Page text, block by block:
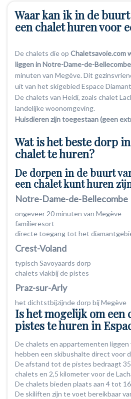
Waar kan ik in de
een chalet huren voor
De chalets die op Chaletsavoie.com
liggen in Notre-Dame-de-Bellecombe
minuten van Megève. Dit
uit van het skigebied Espace
De chalets van Heidi, zoals chalet
landelijke woonomgeving.
Huisdieren zijn toegestaan (geen
Wat is het beste dorp
chalet te huren?
De dorpen in de buurt
een chalet kunt huren
Notre-Dame-de-Bellecombe
ongeveer 20 minuten van Megève
familieresort
directe toegang tot het
Crest-Voland
typisch Savoyaards dorp
chalets vlakbij de pistes
Praz-sur-Arly
het dichtstbijzijnde dorp bij Megève
Is het mogelijk om een
pistes te huren in
De chalets en appartementen liggen
hebben een skibushalte direct voor
De afstand tot de pistes bedraagt
chalets en 2,5 kilometer voor de
De chalets bieden plaats aan 4 tot
De skiliften zijn te voet bereikbaar